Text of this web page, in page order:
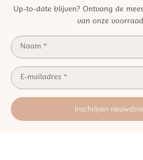
Up-to-date blijven? Ontvang de
van onze
Inschrijven